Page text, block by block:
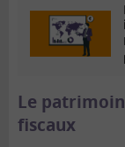
Le
fiscaux